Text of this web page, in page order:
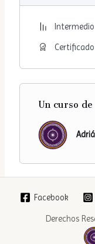
Intermedio
Un curso de
Facebook
Derechos